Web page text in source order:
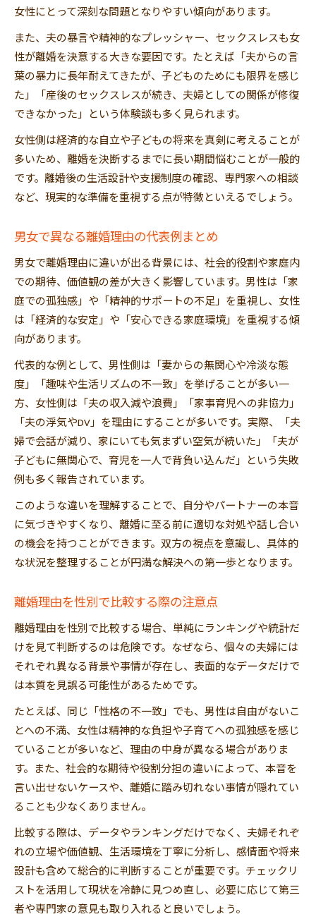
女性にとって深刻な問題となりやすい傾向があります。
また、夫の暴言や精神的なプレッシャー、セックスレスも女
性が離婚を決意する大きな要因です。たとえば「夫からの言
葉の暴力に長年耐えてきたが、子どものためにも限界を感じ
た」「産後のセックスレスが続き、夫婦としての関係が修復
できなかった」という体験談も多く見られます。
女性側は経済的な自立や子どもの将来を真剣に考えることが
多いため、離婚を決断するまでに長い期間悩むことが一般的
です。離婚後の生活設計や支援制度の確認、専門家への相談
など、現実的な準備を重視する点が特徴といえるでしょう。
男女で異なる離婚理由の代表例まとめ
男女で離婚理由に違いが出る背景には、社会的役割や家庭内
での期待、価値観の差が大きく影響しています。男性は「家
庭での孤独感」や「精神的サポートの不足」を重視し、女性
は「経済的な安定」や「安心できる家庭環境」を重視する傾
向があります。
代表的な例として、男性側は「妻からの無関心や冷淡な態
度」「趣味や生活リズムの不一致」を挙げることが多い一
方、女性側は「夫の収入減や浪費」「家事育児への非協力」
「夫の浮気やDV」を理由にすることが多いです。実際、「夫
婦で会話が減り、家にいても気まずい空気が続いた」「夫が
子どもに無関心で、育児を一人で背負い込んだ」という失敗
例も多く報告されています。
このような違いを理解することで、自分やパートナーの本音
に気づきやすくなり、離婚に至る前に適切な対処や話し合い
の機会を持つことができます。双方の視点を意識し、具体的
な状況を整理することが円満な解決への第一歩となります。
離婚理由を性別で比較する際の注意点
離婚理由を性別で比較する場合、単純にランキングや統計だ
けを見て判断するのは危険です。なぜなら、個々の夫婦には
それぞれ異なる背景や事情が存在し、表面的なデータだけで
は本質を見誤る可能性があるためです。
たとえば、同じ「性格の不一致」でも、男性は自由がないこ
とへの不満、女性は精神的な負担や子育てへの孤独感を感じ
ていることが多いなど、理由の中身が異なる場合がありま
す。また、社会的な期待や役割分担の違いによって、本音を
言い出せないケースや、離婚に踏み切れない事情が隠れてい
ることも少なくありません。
比較する際は、データやランキングだけでなく、夫婦それぞ
れの立場や価値観、生活環境を丁寧に分析し、感情面や将来
設計も含めて総合的に判断することが重要です。チェックリ
ストを活用して現状を冷静に見つめ直し、必要に応じて第三
者や専門家の意見も取り入れると良いでしょう。